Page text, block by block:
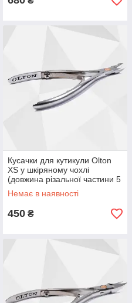
Кусачки для кутикули Olton
ХS у шкіряному чохлі
(довжина різальної частини 5
мм)
Немає в наявності
450 ₴